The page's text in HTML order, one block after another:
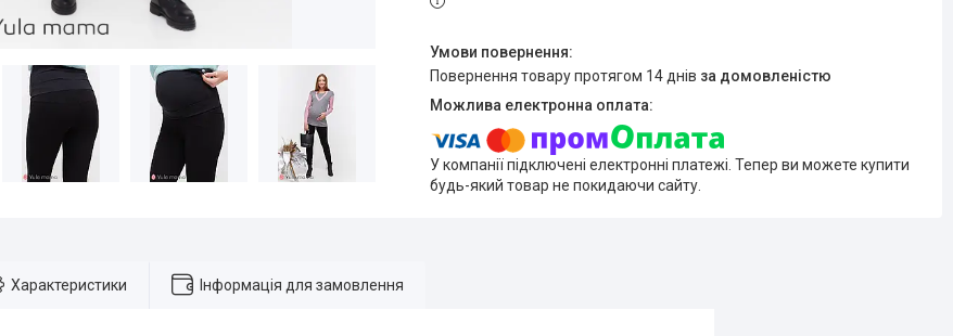
повернення товару протягом 14 днів за домовленістю
У компанії підключені електронні платежі. Тепер ви можете купити
будь-який товар не покидаючи сайту.
Характеристики Інформація для замовлення